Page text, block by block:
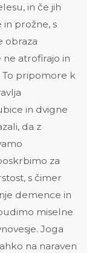
in če jih
prožne, s
obraza
atrofirajo in
To pripomore k
in dvigne
da z
za
s čimer
demence in
miselne
Joga
na naraven